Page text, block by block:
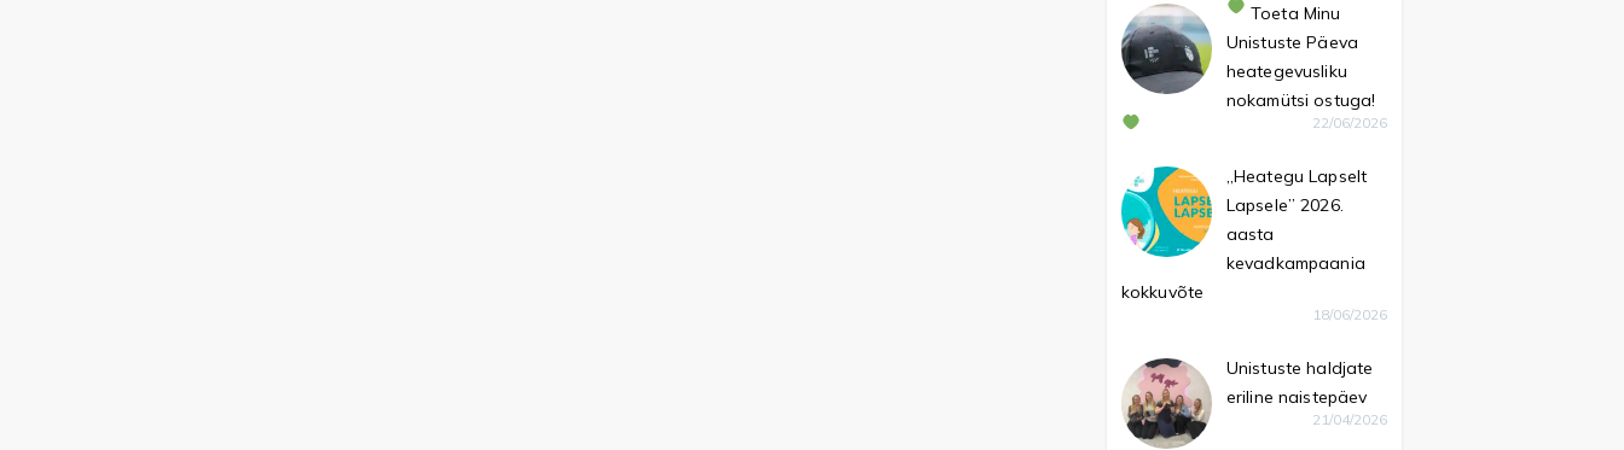
Toeta Minu
Unistuste Päeva
heategevusliku
nokamütsi ostuga!
22/06/2026
„Heategu Lapselt
Lapsele” 2026.
aasta
kevadkampaania
kokkuvõte
18/06/2026
Unistuste haldjate
eriline naistepäev
21/04/2026